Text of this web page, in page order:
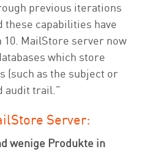
previous iterations
these capabilities have
MailStore server now
which store
(such as the subject or
audit trail.”
Server:
wenige Produkte in